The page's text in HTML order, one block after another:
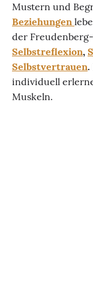
Mustern und
Beziehungen
der
Selbstreflexion,
Selbstvertrauen.
individuell
Muskeln.